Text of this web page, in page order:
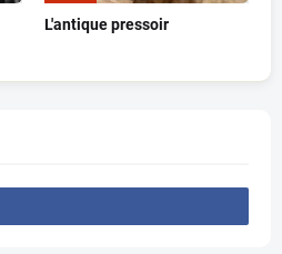
L'antique pressoir